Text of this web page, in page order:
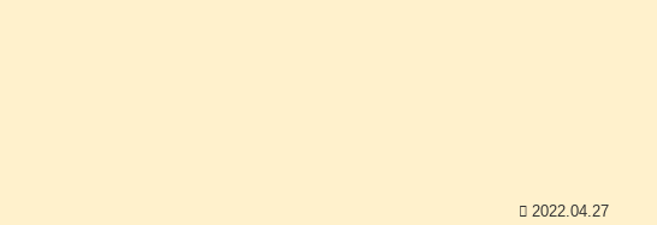
2022.04.27